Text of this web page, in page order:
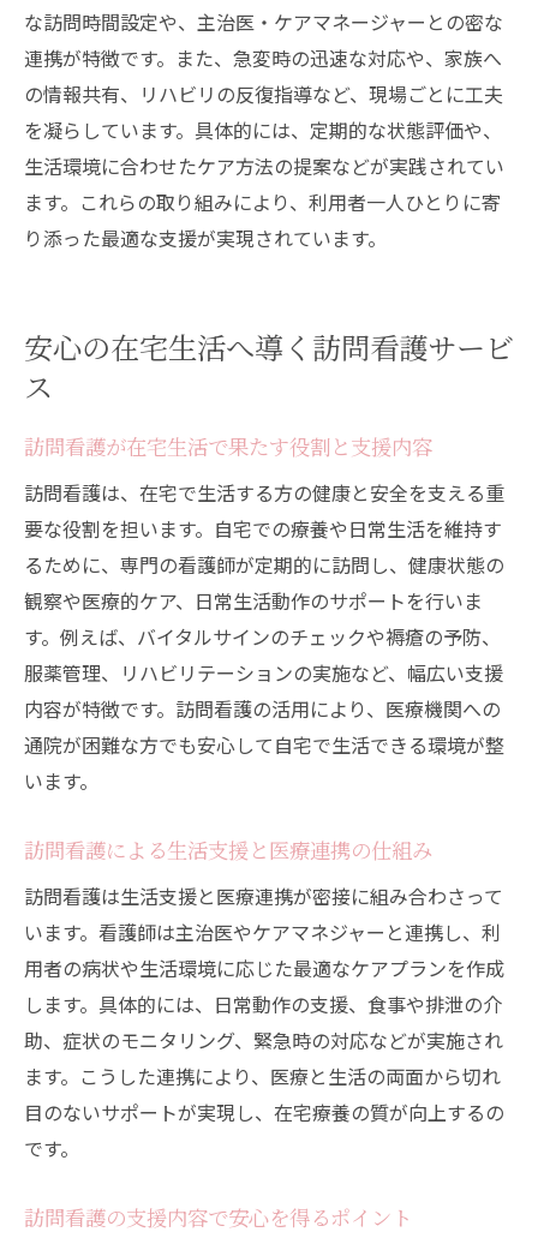
な訪問時間設定や、主治医・ケアマネージャーとの密な
連携が特徴です。また、急変時の迅速な対応や、家族へ
の情報共有、リハビリの反復指導など、現場ごとに工夫
を凝らしています。具体的には、定期的な状態評価や、
生活環境に合わせたケア方法の提案などが実践されてい
ます。これらの取り組みにより、利用者一人ひとりに寄
り添った最適な支援が実現されています。
安心の在宅生活へ導く訪問看護サービ
ス
訪問看護が在宅生活で果たす役割と支援内容
訪問看護は、在宅で生活する方の健康と安全を支える重
要な役割を担います。自宅での療養や日常生活を維持す
るために、専門の看護師が定期的に訪問し、健康状態の
観察や医療的ケア、日常生活動作のサポートを行いま
す。例えば、バイタルサインのチェックや褥瘡の予防、
服薬管理、リハビリテーションの実施など、幅広い支援
内容が特徴です。訪問看護の活用により、医療機関への
通院が困難な方でも安心して自宅で生活できる環境が整
います。
訪問看護による生活支援と医療連携の仕組み
訪問看護は生活支援と医療連携が密接に組み合わさって
います。看護師は主治医やケアマネジャーと連携し、利
用者の病状や生活環境に応じた最適なケアプランを作成
します。具体的には、日常動作の支援、食事や排泄の介
助、症状のモニタリング、緊急時の対応などが実施され
ます。こうした連携により、医療と生活の両面から切れ
目のないサポートが実現し、在宅療養の質が向上するの
です。
訪問看護の支援内容で安心を得るポイント